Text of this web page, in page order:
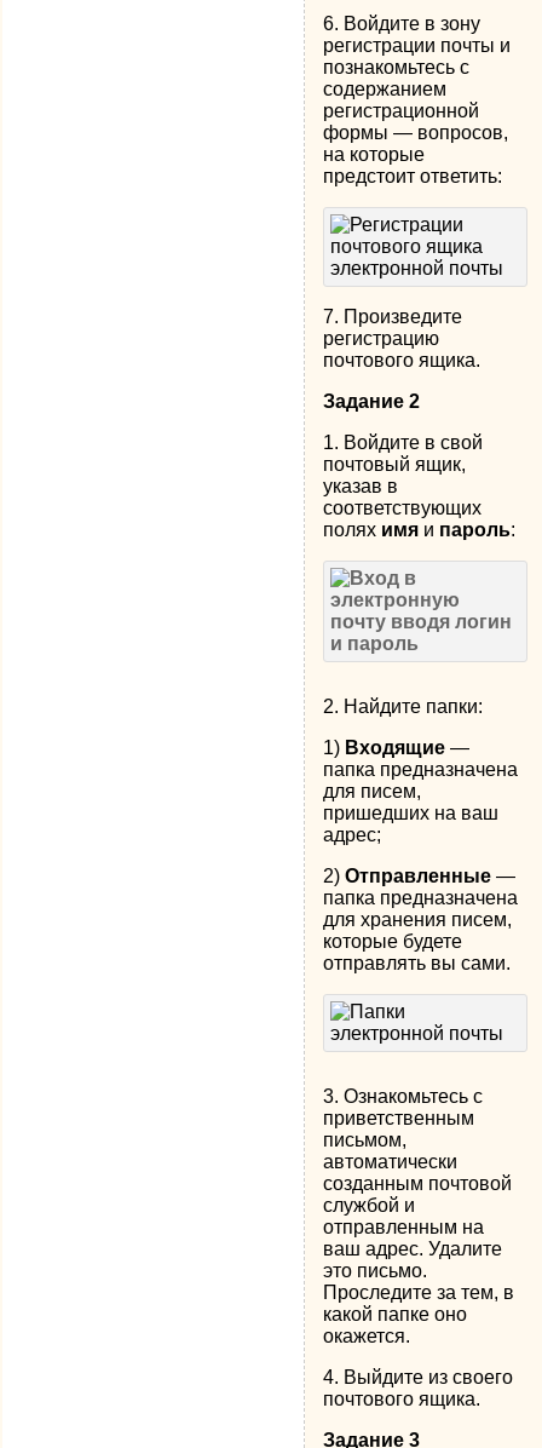
6. Войдите в зону
регистрации почты и
познакомьтесь с
содержанием
регистрационной
формы — вопросов,
на которые
предстоит ответить:
7. Произведите
регистрацию
почтового ящика.
Задание 2
1. Войдите в свой
почтовый ящик,
указав в
соответствующих
полях имя и пароль:
2. Найдите папки:
1) Входящие —
папка предназначена
для писем,
пришедших на ваш
адрес;
2)Отправленные —
папка предназначена
для хранения писем,
которые будете
отправлять вы сами.
3. Ознакомьтесь с
приветственным
письмом,
автоматически
созданным почтовой
службой и
отправленным на
ваш адрес. Удалите
это письмо.
Проследите за тем, в
какой папке оно
окажется.
4. Выйдите из своего
почтового ящика.
Задание 3